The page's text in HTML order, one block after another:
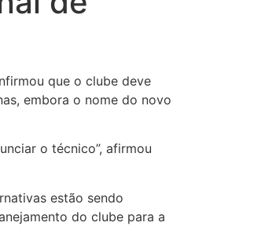
que o clube deve
embora o nome do novo
o técnico”, afirmou
estão sendo
do clube para a